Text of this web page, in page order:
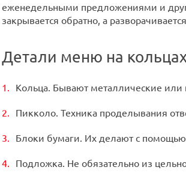
еженедельными предложениями и
закрывается обратно, а
Детали меню на
Кольца. Бывают металлические или
Пикколо. Техника проделывания
Блоки бумаги. Их делают с помощью
Подложка. Не обязательно из